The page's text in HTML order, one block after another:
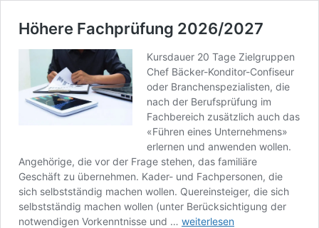
Höhere Fachprüfung 2026/2027
Kursdauer 20 Tage Zielgruppen
Chef Bäcker-Konditor-Confiseur
oder Branchenspezialisten, die
nach der Berufsprüfung im
Fachbereich zusätzlich auch das
«Führen eines Unternehmens»
erlernen und anwenden wollen.
Angehörige, die vor der Frage stehen, das familiäre
Geschäft zu übernehmen. Kader- und Fachpersonen, die
sich selbstständig machen wollen. Quereinsteiger, die sich
selbstständig machen wollen (unter Berücksichtigung der
notwendigen Vorkenntnisse und … Höhere
weiterlesen